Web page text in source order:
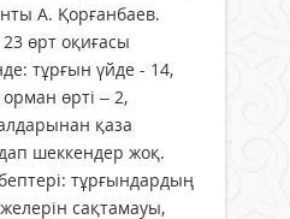
А. Қорғанбаев.
өрт оқиғасы
тұрғын үйде - 14,
орман өрті – 2,
қаза
шеккендер жоқ.
тұрғындардың
сақтамауы,